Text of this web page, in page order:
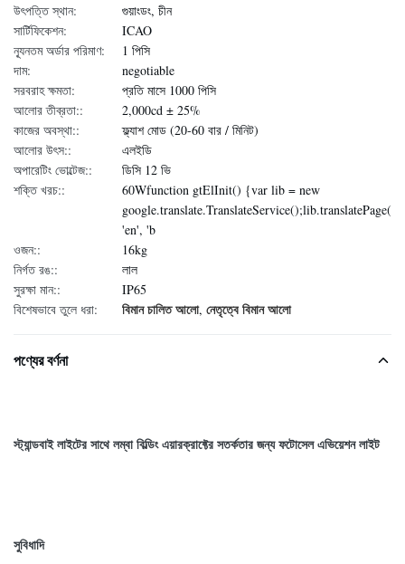
উৎপত্তি স্থান:
গুয়াংডং, চীন
সার্টিফিকেশন:
ICAO
ন্যূনতম অর্ডার পরিমাণ:
1 পিসি
দাম:
negotiable
সরবরাহ ক্ষমতা:
প্রতি মাসে 1000 পিসি
আলোর তীব্রতা::
2,000cd ± 25%
কাজের অবস্থা::
ফ্ল্যাশ মোড (20-60 বার / মিনিট)
আলোর উৎস::
এলইডি
অপারেটিং ভোল্টেজ::
ডিসি 12 ভি
শক্তি খরচ::
60Wfunction gtElInit() {var lib = new
google.translate.TranslateService();lib.translatePage(
'en', 'b
ওজন::
16kg
নির্গত রঙ::
লাল
সুরক্ষা মান::
IP65
বিশেষভাবে তুলে ধরা:
বিমান চালিত আলো, নেতৃত্বে বিমান আলো
পণ্যের বর্ণনা
স্ট্যান্ডবাই লাইটের সাথে লম্বা বিল্ডিং এয়ারক্রাফ্টের সতর্কতার জন্য ফটোসেল এভিয়েশন লাইট
সুবিধাদি